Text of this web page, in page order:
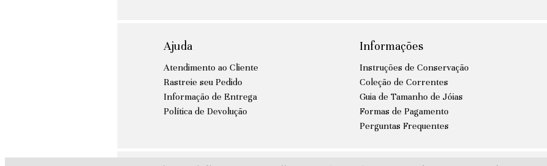
Ajuda
Atendimento ao Cliente
Rastreie seu Pedido
Informação de Entrega
Política de Devolução
Informações
Instruções de Conservação
Coleção de Correntes
Guia de Tamanho de Jóias
Formas de Pagamento
Perguntas Frequentes